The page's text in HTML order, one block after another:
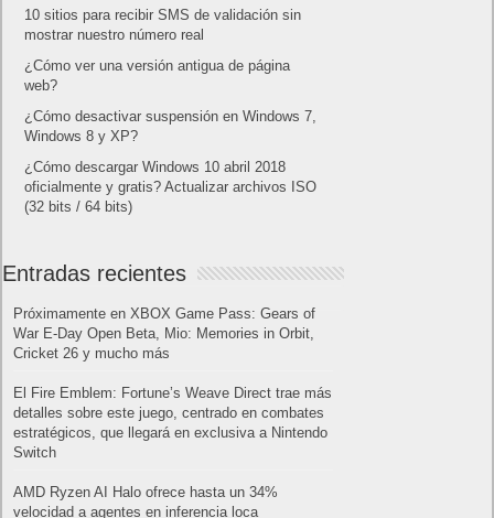
10 sitios para recibir SMS de validación sin
mostrar nuestro número real
¿Cómo ver una versión antigua de página
web?
¿Cómo desactivar suspensión en Windows 7,
Windows 8 y XP?
¿Cómo descargar Windows 10 abril 2018
oficialmente y gratis? Actualizar archivos ISO
(32 bits / 64 bits)
Entradas recientes
Próximamente en XBOX Game Pass: Gears of
War E-Day Open Beta, Mio: Memories in Orbit,
Cricket 26 y mucho más
El Fire Emblem: Fortune’s Weave Direct trae más
detalles sobre este juego, centrado en combates
estratégicos, que llegará en exclusiva a Nintendo
Switch
AMD Ryzen AI Halo ofrece hasta un 34%
velocidad a agentes en inferencia loca